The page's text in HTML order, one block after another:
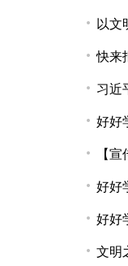
以文
快来
习近
好好
【
好好
好好
文明